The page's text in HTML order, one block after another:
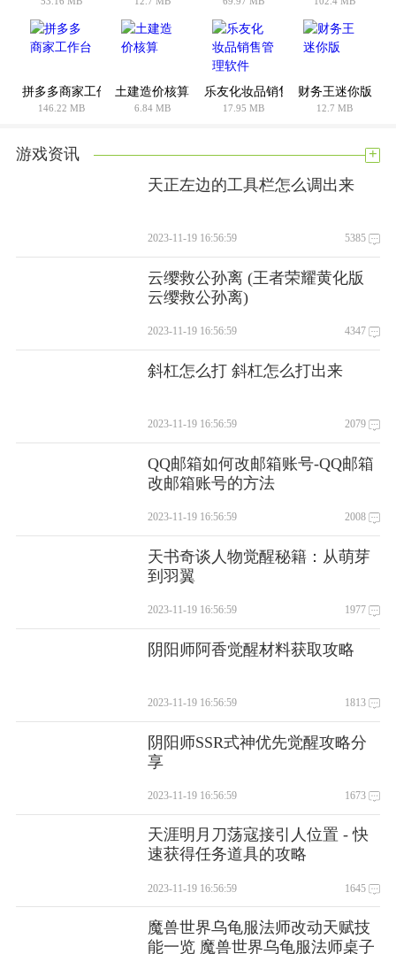
拼多多商家工作台
146.22 MB
土建造价核算
6.84 MB
乐友化妆品销售管理软件
17.95 MB
财务王迷你版
12.7 MB
游戏资讯 +
天正左边的工具栏怎么调出来
2023-11-19 16:56:59 5385
云缨救公孙离 (王者荣耀黄化版
云缨救公孙离)
2023-11-19 16:56:59 4347
斜杠怎么打 斜杠怎么打出来
2023-11-19 16:56:59 2079
QQ邮箱如何改邮箱账号-QQ邮箱
改邮箱账号的方法
2023-11-19 16:56:59 2008
天书奇谈人物觉醒秘籍：从萌芽
到羽翼
2023-11-19 16:56:59 1977
阴阳师阿香觉醒材料获取攻略
2023-11-19 16:56:59 1813
阴阳师SSR式神优先觉醒攻略分
享
2023-11-19 16:56:59 1673
天涯明月刀荡寇接引人位置 - 快
速获得任务道具的攻略
2023-11-19 16:56:59 1645
魔兽世界乌龟服法师改动天赋技
能一览 魔兽世界乌龟服法师桌子